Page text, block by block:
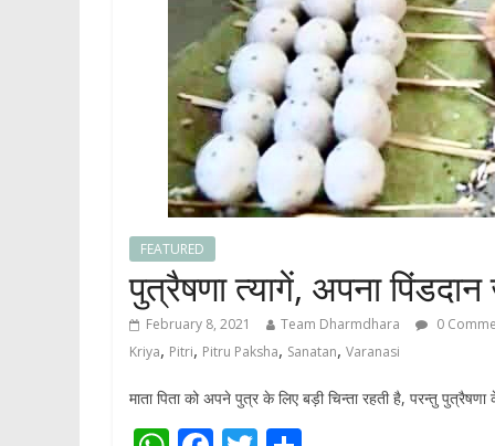
FEATURED
पुत्रैषणा त्यागें, अपना
February 8, 2021 Team Dharmdhara 0
Kriya, Pitri, Pitru Paksha, Sanatan, Varanasi
माता पिता को अपने पुत्र के लिए बड़ी चिन्ता रहती है, परन्तु